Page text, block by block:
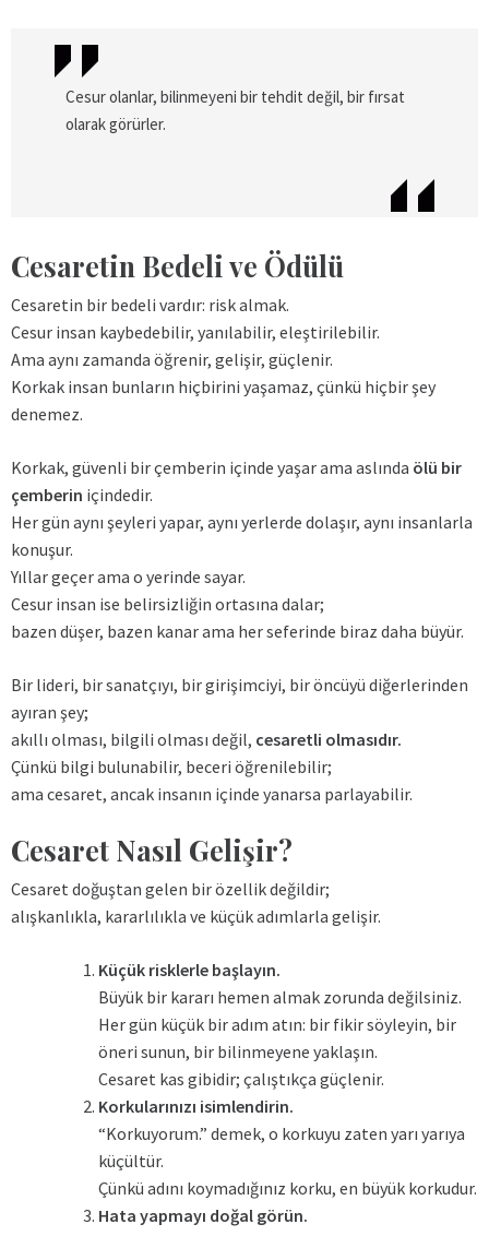
Cesur olanlar, bilinmeyeni bir tehdit değil, bir fırsat
olarak görürler.
Cesaretin Bedeli ve Ödülü
Cesaretin bir bedeli vardır: risk almak.
Cesur insan kaybedebilir, yanılabilir, eleştirilebilir.
Ama aynı zamanda öğrenir, gelişir, güçlenir.
Korkak insan bunların hiçbirini yaşamaz, çünkü hiçbir şey
denemez.
Korkak, güvenli bir çemberin içinde yaşar ama aslında ölü bir
çemberin içindedir.
Her gün aynı şeyleri yapar, aynı yerlerde dolaşır, aynı insanlarla
konuşur.
Yıllar geçer ama o yerinde sayar.
Cesur insan ise belirsizliğin ortasına dalar;
bazen düşer, bazen kanar ama her seferinde biraz daha büyür.
Bir lideri, bir sanatçıyı, bir girişimciyi, bir öncüyü diğerlerinden
ayıran şey;
akıllı olması, bilgili olması değil, cesaretli olmasıdır.
Çünkü bilgi bulunabilir, beceri öğrenilebilir;
ama cesaret, ancak insanın içinde yanarsa parlayabilir.
Cesaret Nasıl Gelişir?
Cesaret doğuştan gelen bir özellik değildir;
alışkanlıkla, kararlılıkla ve küçük adımlarla gelişir.
Küçük risklerle başlayın.
Büyük bir kararı hemen almak zorunda değilsiniz.
Her gün küçük bir adım atın: bir fikir söyleyin, bir
öneri sunun, bir bilinmeyene yaklaşın.
Cesaret kas gibidir; çalıştıkça güçlenir.
Korkularınızı isimlendirin.
“Korkuyorum.” demek, o korkuyu zaten yarı yarıya
küçültür.
Çünkü adını koymadığınız korku, en büyük korkudur.
Hata yapmayı doğal görün.